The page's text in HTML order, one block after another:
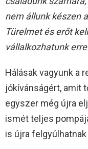
nem állunk készen
Türelmet és erőt
vállalkozhatunk
Hálásak vagyunk a
jókívánságért, amit
egyszer még újra
ismét teljes
is újra